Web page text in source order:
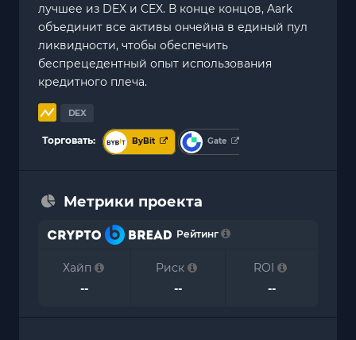
лучшее из DEX и CEX. В конце концов, Aark
объединит все активы ончейна в единый пул
ликвидности, чтобы обеспечить
беспрецедентный опыт использования
кредитного плеча.
DEX
Торговать: ByBit Gate
Метрики проекта
Рейтинг
Хайп
--
Риск
--
ROI
--